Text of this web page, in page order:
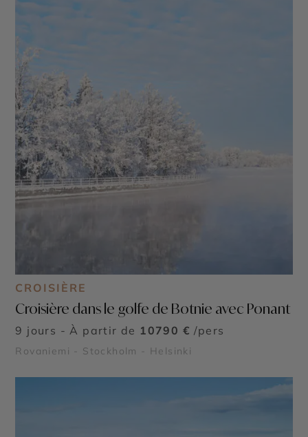
CROISIÈRE
Croisière dans le golfe de Botnie avec Ponant
9 jours - À partir de 10790 € /pers
Rovaniemi - Stockholm - Helsinki